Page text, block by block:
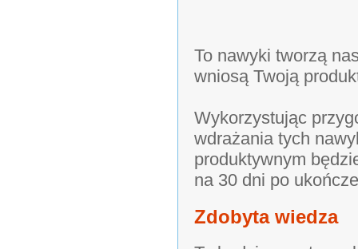
To nawyki tworzą
wniosą Twoją
Wykorzystując
wdrażania tych
produktywnym
na 30 dni po
Zdobyta wiedza